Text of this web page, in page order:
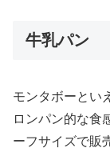
牛乳パン
モンタボーとい
ロンパン的な食
ーフサイズで販